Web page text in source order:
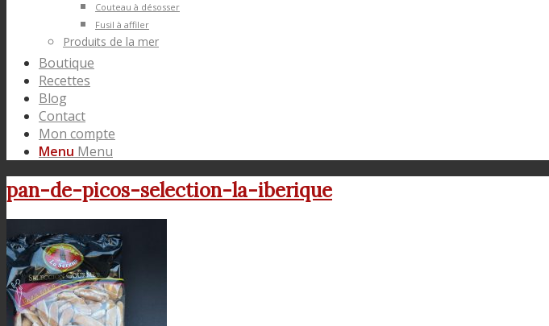
Couteau à désosser
Fusil à affiler
Produits de la mer
Boutique
Recettes
Blog
Contact
Mon compte
Menu Menu
pan-de-picos-selection-la-iberique